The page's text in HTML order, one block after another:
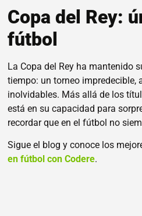
Copa del Rey:
fútbol
La Copa del Rey ha mantenido
tiempo: un torneo impredecible,
inolvidables. Más allá de los
está en su capacidad para
recordar que en el fútbol no
Sigue el blog y conoce los
en fútbol con Codere.